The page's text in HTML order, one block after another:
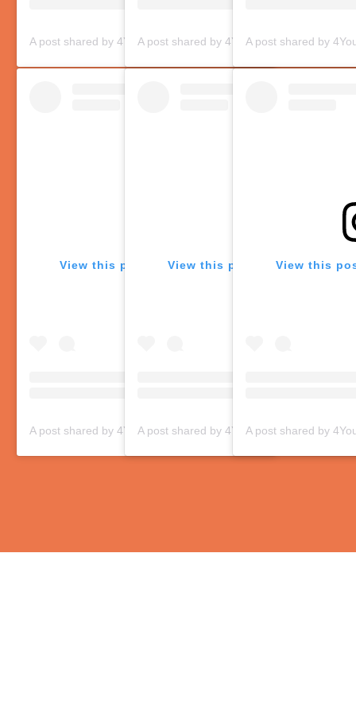
A post shared by 4You Magazine (@magazine4ushqip)
View this post on Instagram
A post shared by 4You Magazine (@magazine4ushqip)
View this post on Instagram
View this